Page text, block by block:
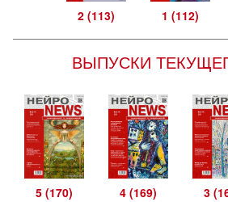
2 (113) 1 (112)
ВЫПУСКИ
5 (170) 4 (169) 3